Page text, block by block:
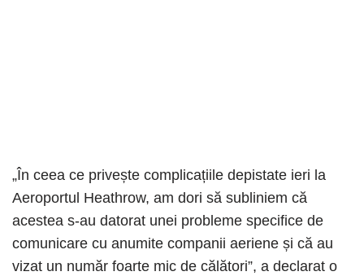
„În ceea ce privește complicațiile depistate ieri la
Aeroportul Heathrow, am dori să subliniem că
acestea s-au datorat unei probleme specifice de
comunicare cu anumite companii aeriene și că au
vizat un număr foarte mic de călători”, a declarat o